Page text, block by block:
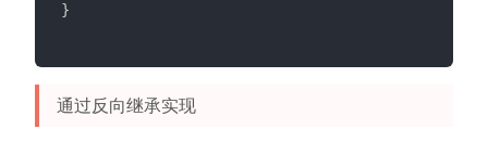
}
通过反向继承实现